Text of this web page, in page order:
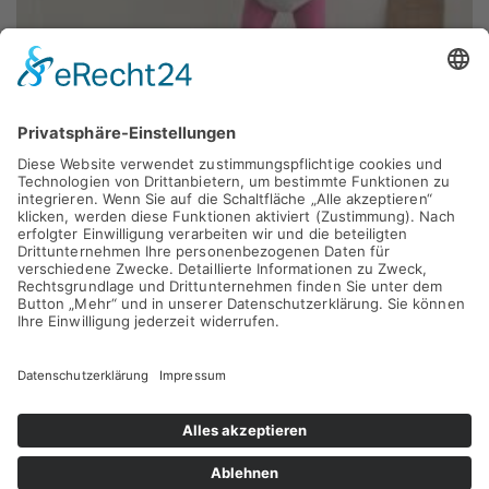
Drittanbieters, um Videoinhalte einzubetten.
Dieser Service kann Daten zu Ihren
Details durch und stimmen Sie der Nutzung
des Service zu, um dieses Video anzusehen.
Akzeptieren
powered byUsercentrics Consent
Management Platform& eRecht24
Die 8 Aufrichter
Layer für Überschrift